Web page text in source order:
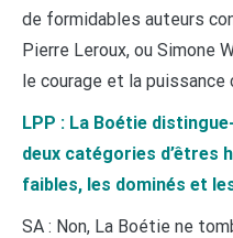
de formidables auteurs
Pierre Leroux, ou Simone
le courage et la puissance
LPP : La Boétie
deux catégories d’êtres
faibles, les dominés et
SA : Non, La Boétie ne